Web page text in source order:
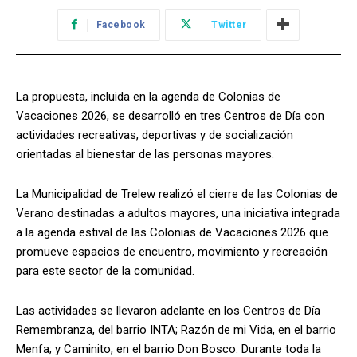
Facebook Twitter
La propuesta, incluida en la agenda de Colonias de
Vacaciones 2026, se desarrolló en tres Centros de Día con
actividades recreativas, deportivas y de socialización
orientadas al bienestar de las personas mayores.
La Municipalidad de Trelew realizó el cierre de las Colonias de
Verano destinadas a adultos mayores, una iniciativa integrada
a la agenda estival de las Colonias de Vacaciones 2026 que
promueve espacios de encuentro, movimiento y recreación
para este sector de la comunidad.
Las actividades se llevaron adelante en los Centros de Día
Remembranza, del barrio INTA; Razón de mi Vida, en el barrio
Menfa; y Caminito, en el barrio Don Bosco. Durante toda la